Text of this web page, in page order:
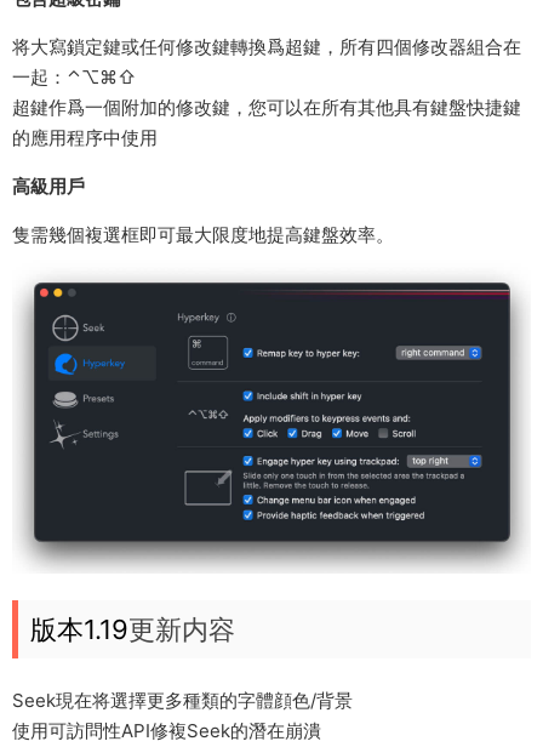
将大寫鎖定鍵或任何修改鍵轉換爲超鍵，所有四個修改器組合在
一起：⌃⌥⌘⇧
超鍵作爲一個附加的修改鍵，您可以在所有其他具有鍵盤快捷鍵
的應用程序中使用
高級用戶
隻需幾個複選框即可最大限度地提高鍵盤效率。
版本1.19更新内容
Seek現在将選擇更多種類的字體顔色/背景
使用可訪問性API修複Seek的潛在崩潰